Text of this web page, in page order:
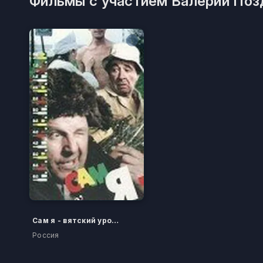
Сам я - вятский уроженец
Россия